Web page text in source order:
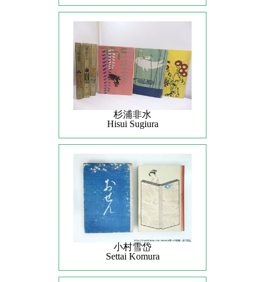
杉浦非水
Hisui Sugiura
小村雪岱
Settai Komura